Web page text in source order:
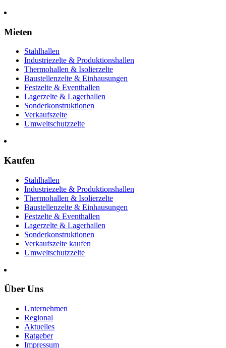
Mieten
Stahlhallen
Industriezelte & Produktionshallen
Thermohallen & Isolierzelte
Baustellenzelte & Einhausungen
Festzelte & Eventhallen
Lagerzelte & Lagerhallen
Sonderkonstruktionen
Verkaufszelte
Umweltschutzzelte
Kaufen
Stahlhallen
Industriezelte & Produktionshallen
Thermohallen & Isolierzelte
Baustellenzelte & Einhausungen
Festzelte & Eventhallen
Lagerzelte & Lagerhallen
Sonderkonstruktionen
Verkaufszelte kaufen
Umweltschutzzelte
Über Uns
Unternehmen
Regional
Aktuelles
Ratgeber
Impressum